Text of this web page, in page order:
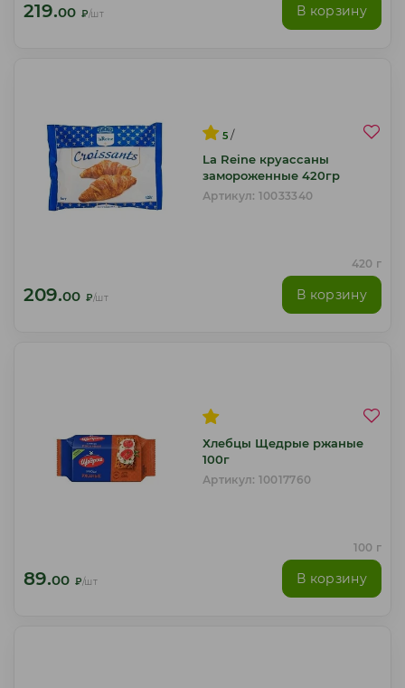
219.00 ₽/шт В корзину
5 /
La Reine круассаны
замороженные 420гр
Артикул: 10033340
420 г
209.00 ₽/шт В корзину
Хлебцы Щедрые ржаные
100г
Артикул: 10017760
100 г
89.00 ₽/шт В корзину